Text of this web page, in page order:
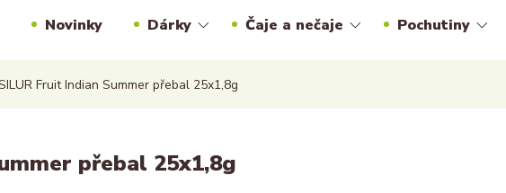
Novinky Dárky Čaje a nečaje Pochutiny
Fruit Indian Summer přebal 25x1,8g
přebal 25x1,8g